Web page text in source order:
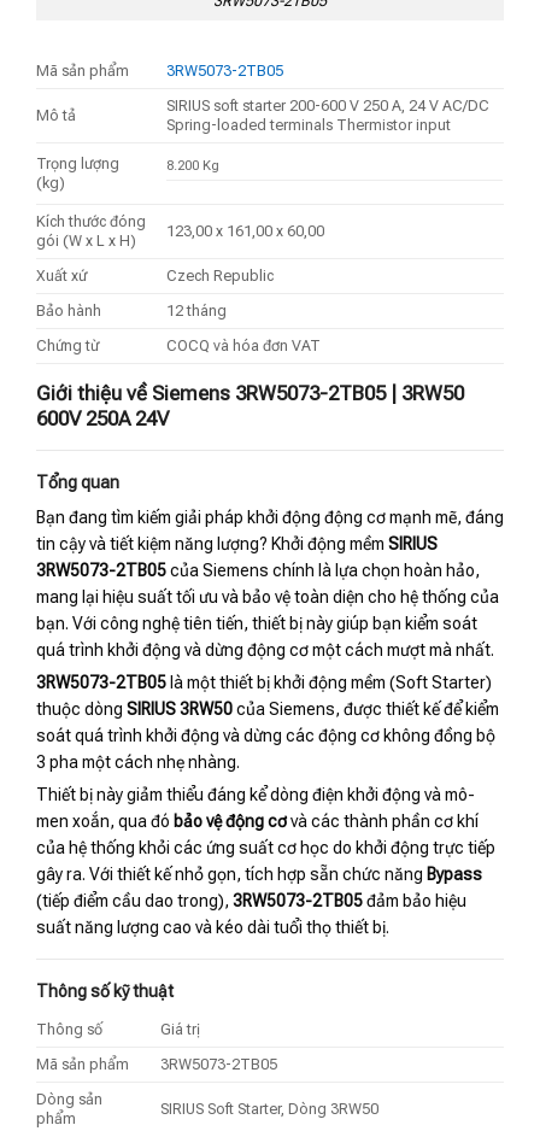
Mã sản phẩm 3RW5073-2TB05
Mô tả
SIRIUS soft starter 200-600 V 250 A, 24 V AC/DC
Spring-loaded terminals Thermistor input
Trọng lượng
(kg)
8.200 Kg
Kích thước đóng
gói (W x L x H)
123,00 x 161,00 x 60,00
Xuất xứ
Czech Republic
Bảo hành
12 tháng
Chứng từ
COCQ và hóa đơn VAT
Giới thiệu về Siemens 3RW5073-2TB05 | 3RW50
600V 250A 24V
Tổng quan
Bạn đang tìm kiếm giải pháp khởi động động cơ mạnh mẽ, đáng
tin cậy và tiết kiệm năng lượng? Khởi động mềm SIRIUS
3RW5073-2TB05của Siemens chính là lựa chọn hoàn hảo,
mang lại hiệu suất tối ưu và bảo vệ toàn diện cho hệ thống của
bạn. Với công nghệ tiên tiến, thiết bị này giúp bạn kiểm soát
quá trình khởi động và dừng động cơ một cách mượt mà nhất.
3RW5073-2TB05 là một thiết bị khởi động mềm (Soft Starter)
thuộc dòng SIRIUS 3RW50của Siemens, được thiết kế để kiểm
soát quá trình khởi động và dừng các động cơ không đồng bộ
3 pha một cách nhẹ nhàng.
Thiết bị này giảm thiểu đáng kể dòng điện khởi động và mô-
men xoắn, qua đó bảo vệ động cơvà các thành phần cơ khí
của hệ thống khỏi các ứng suất cơ học do khởi động trực tiếp
gây ra. Với thiết kế nhỏ gọn, tích hợp sẵn chức năng Bypass
(tiếp điểm cầu dao trong), 3RW5073-2TB05đảm bảo hiệu
suất năng lượng cao và kéo dài tuổi thọ thiết bị.
Thông số kỹ thuật
Thông số
Giá trị
Mã sản phẩm
3RW5073-2TB05
Dòng sản
phẩm
SIRIUS Soft Starter, Dòng 3RW50